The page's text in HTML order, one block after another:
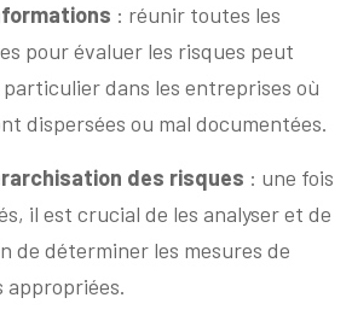
: réunir toutes les
pour évaluer les risques peut
dans les entreprises où
dispersées ou mal documentées.
des risques : une fois
il est crucial de les analyser et de
de déterminer les mesures de
appropriées.